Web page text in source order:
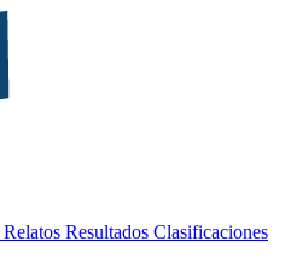
Relatos Resultados Clasificaciones